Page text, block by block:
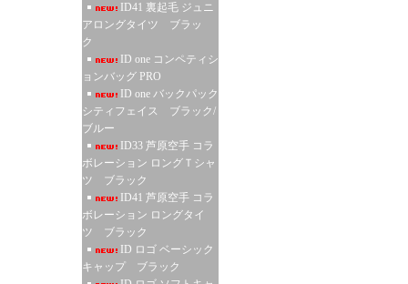
ID41 裏起毛 ジュニ
アロングタイツ ブラッ
ク
ID one コンペティシ
ョンバッグ PRO
ID one バックパック
シティフェイス ブラック/
ブルー
ID33 芦原空手 コラ
ボレーション ロングＴシャ
ツ ブラック
ID41 芦原空手 コラ
ボレーション ロングタイ
ツ ブラック
ID ロゴ ベーシック
キャップ ブラック